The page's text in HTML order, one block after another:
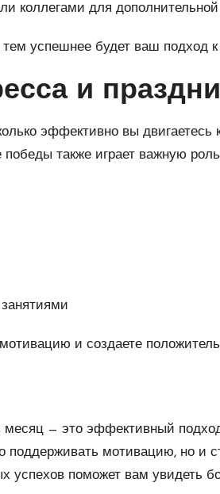
коллегами для дополнительной
успешнее будет ваш подход
и
эффективно вы
также играет важную
и создаете
— это эффективный
мотивацию, но и
успехов поможет вам увидеть